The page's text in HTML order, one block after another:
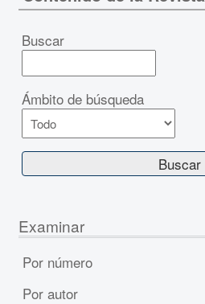
Buscar
Ámbito de búsqueda
Examinar
Por número
Por autor